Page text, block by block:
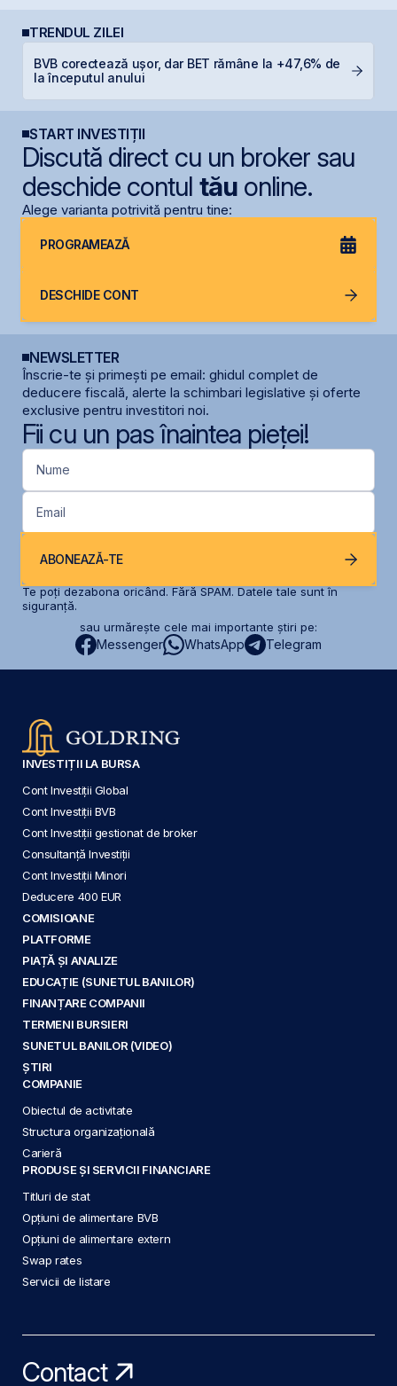
TRENDUL ZILEI
BVB corectează ușor, dar BET rămâne la +47,6% de
la începutul anului
START INVESTIȚII
Discută direct cu un broker sau
deschide contul tăuonline.
Alege varianta potrivită pentru tine:
PROGRAMEAZĂ
DESCHIDE CONT
NEWSLETTER
Înscrie-te și primești pe email: ghidul complet de
deducere fiscală, alerte la schimbari legislative și oferte
exclusive pentru investitori noi.
Fii cu un pas înaintea pieței!
Nume
Email
ABONEAZĂ-TE
Te poți dezabona oricând. Fără SPAM. Datele tale sunt în
siguranță.
sau urmărește cele mai importante știri pe:
Messenger WhatsApp Telegram
INVESTIȚII LA BURSA
Cont Investiții Global
Cont Investiții BVB
Cont Investiții gestionat de broker
Consultanță Investiții
Cont Investiții Minori
Deducere 400 EUR
COMISIOANE
PLATFORME
PIAȚĂ ȘI ANALIZE
EDUCAȚIE (SUNETUL BANILOR)
FINANȚARE COMPANII
TERMENI BURSIERI
SUNETUL BANILOR (VIDEO)
ȘTIRI
COMPANIE
Obiectul de activitate
Structura organizațională
Carieră
PRODUSE ȘI SERVICII FINANCIARE
Titluri de stat
Opțiuni de alimentare BVB
Opțiuni de alimentare extern
Swap rates
Servicii de listare
Contact